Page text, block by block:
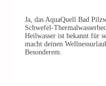
Ja, das AquaQuell Bad
Schwefel-
Heilwasser ist bekannt für
macht deinen
Besonderem.